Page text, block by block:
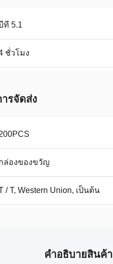
ที 5.1
ชั่วโมง
รจัดส่ง
ล่องของขวัญ
/ T, Western Union, เป็นต้น
คําอธิบายสินค้า